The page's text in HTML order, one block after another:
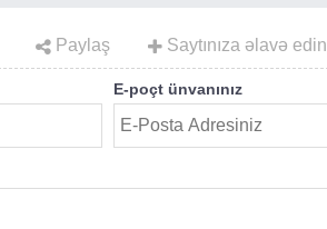
Paylaş Saytınıza əlavə edin
E-poçt ünvanınız